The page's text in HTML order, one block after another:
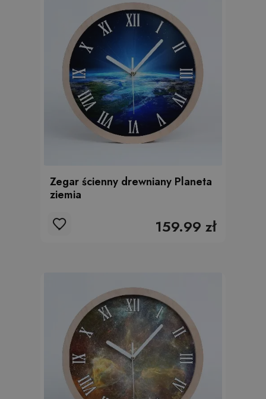
Zegar ścienny drewniany Planeta
ziemia
159.99 zł